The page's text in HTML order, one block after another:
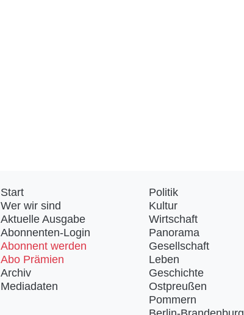
Start
Wer wir sind
Aktuelle Ausgabe
Abonnenten-Login
Abonnent werden
Abo Prämien
Archiv
Mediadaten
Politik
Kultur
Wirtschaft
Panorama
Gesellschaft
Leben
Geschichte
Ostpreußen
Pommern